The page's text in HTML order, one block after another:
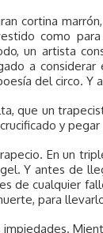
cortina
como
un artista
a
del circo. Y
que un
y pegar
En un
Y antes de
de cualquier
para